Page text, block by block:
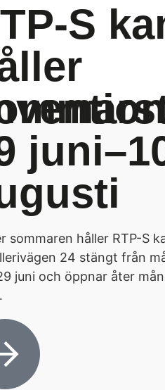
S
sommaren håller RTP-S
24 stängt från
juni och öppnar åter